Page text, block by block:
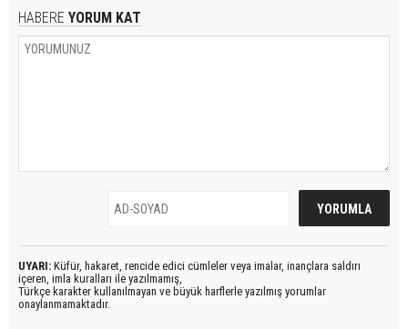
HABERE YORUM KAT
UYARI: Küfür, hakaret, rencide edici cümleler veya imalar, inançlara saldırı
içeren, imla kuralları ile yazılmamış,
Türkçe karakter kullanılmayan ve büyük harflerle yazılmış yorumlar
onaylanmamaktadır.